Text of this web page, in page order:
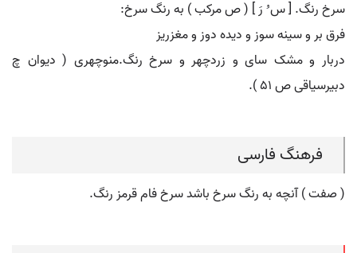
سرخ رنگ. [ س ُ رَ ] ( ص مرکب ) به رنگ سرخ:
فرق بر و سینه سوز و دیده دوز و مغزریز
دربار و مشک سای و زردچهر و سرخ رنگ.منوچهری ( دیوان چ
دبیرسیاقی ص 51 ).
فرهنگ فارسی
( صفت ) آنچه به رنگ سرخ باشد سرخ فام قرمز رنگ.